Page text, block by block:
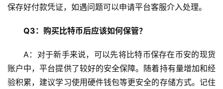
保存好付款凭证，如遇问题可以申请平台客服介入处理。
Q3：购买比特币后应该如何保管？
A：对于新手来说，可以先将比特币保存在币安的现货
账户中，平台提供了较好的安全保障。随着持有量增加和经
验积累，建议学习使用硬件钱包等更安全的存储方式。记住